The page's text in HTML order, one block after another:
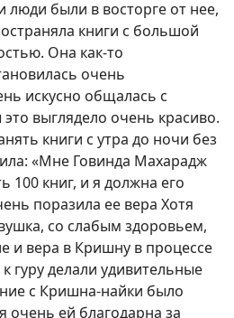
были в восторге от нее,
книги с большой
Она как-то
очень
искусно общалась с
выглядело очень красиво.
книги с утра до ночи без
«Мне Говинда Махарадж
100 книг, и я должна его
поразила ее вера Хотя
со слабым здоровьем,
и вера в Кришну в процессе
гуру делали удивительные
с Кришна-найки было
ей благодарна за